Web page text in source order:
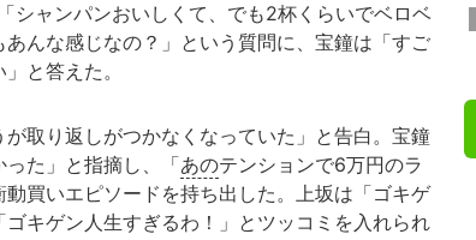
シャンパンおいしくて、でも2杯くらいでベロベ
んな感じなの？」という質問に、宝鐘は「すご
と答えた。
取り返しがつかなくなっていた」と告白。宝鐘
た」と指摘し、「あのテンションで6万円のラ
買いエピソードを持ち出した。上坂は「ゴキゲ
キゲン人生すぎるわ！」とツッコミを入れられ